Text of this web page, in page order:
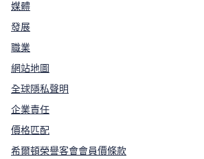
媒體
發展
職業
網站地圖
全球隱私聲明
企業責任
價格匹配
希爾頓榮譽客會會員價條款